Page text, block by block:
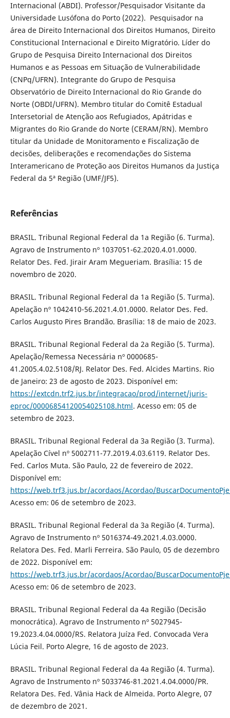
Internacional (ABDI). Professor/Pesquisador Visitante da
Universidade Lusófona do Porto (2022). Pesquisador na
área de Direito Internacional dos Direitos Humanos, Direito
Constitucional Internacional e Direito Migratório. Líder do
Grupo de Pesquisa Direito Internacional dos Direitos
Humanos e as Pessoas em Situação de Vulnerabilidade
(CNPq/UFRN). Integrante do Grupo de Pesquisa
Observatório de Direito Internacional do Rio Grande do
Norte (OBDI/UFRN). Membro titular do Comitê Estadual
Intersetorial de Atenção aos Refugiados, Apátridas e
Migrantes do Rio Grande do Norte (CERAM/RN). Membro
titular da Unidade de Monitoramento e Fiscalização de
decisões, deliberações e recomendações do Sistema
Interamericano de Proteção aos Direitos Humanos da Justiça
Federal da 5ª Região (UMF/JF5).
Referências
BRASIL. Tribunal Regional Federal da 1a Região (6. Turma).
Agravo de Instrumento nº 1037051-62.2020.4.01.0000.
Relator Des. Fed. Jirair Aram Megueriam. Brasília: 15 de
novembro de 2020.
BRASIL. Tribunal Regional Federal da 1a Região (5. Turma).
Apelação nº 1042410-56.2021.4.01.0000. Relator Des. Fed.
Carlos Augusto Pires Brandão. Brasília: 18 de maio de 2023.
BRASIL. Tribunal Regional Federal da 2a Região (5. Turma).
Apelação/Remessa Necessária nº 0000685-
41.2005.4.02.5108/RJ. Relator Des. Fed. Alcides Martins. Rio
de Janeiro: 23 de agosto de 2023. Disponível em:
https://extcdn.trf2.jus.br/integracao/prod/internet/juris-
eproc/00006854120054025108.html. Acesso em: 05 de
setembro de 2023.
BRASIL. Tribunal Regional Federal da 3a Região (3. Turma).
Apelação Cível nº 5002711-77.2019.4.03.6119. Relator Des.
Fed. Carlos Muta. São Paulo, 22 de fevereiro de 2022.
Disponível em:
https://web.trf3.jus.br/acordaos/Acordao/
Acesso em: 06 de setembro de 2023.
BRASIL. Tribunal Regional Federal da 3a Região (4. Turma).
Agravo de Instrumento nº 5016374-49.2021.4.03.0000.
Relatora Des. Fed. Marli Ferreira. São Paulo, 05 de dezembro
de 2022. Disponível em:
https://web.trf3.jus.br/acordaos/Acordao/
Acesso em: 06 de setembro de 2023.
BRASIL. Tribunal Regional Federal da 4a Região (Decisão
monocrática). Agravo de Instrumento nº 5027945-
19.2023.4.04.0000/RS. Relatora Juíza Fed. Convocada Vera
Lúcia Feil. Porto Alegre, 16 de agosto de 2023.
BRASIL. Tribunal Regional Federal da 4a Região (4. Turma).
Agravo de Instrumento nº 5033746-81.2021.4.04.0000/PR.
Relatora Des. Fed. Vânia Hack de Almeida. Porto Alegre, 07
de dezembro de 2021.